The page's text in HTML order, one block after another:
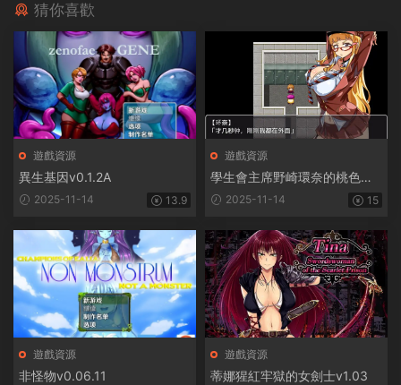
猜你喜歡
遊戲資源
異生基因v0.1.2A
2025-11-14 13.9
遊戲資源
學生會主席野崎環奈的桃色煩
惱 2025-11-14 15
遊戲資源
非怪物v0.06.11
遊戲資源
蒂娜猩紅牢獄的女劍士v1.03